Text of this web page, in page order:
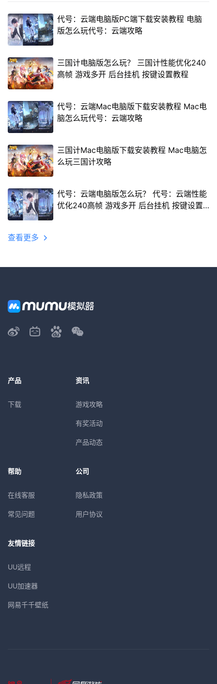
代号：云端电脑版PC端下载安装教程 电脑
版怎么玩代号：云端攻略
三国计电脑版怎么玩？ 三国计性能优化240
高帧 游戏多开 后台挂机 按键设置教程
代号：云端Mac电脑版下载安装教程 Mac电
脑怎么玩代号：云端攻略
三国计Mac电脑版下载安装教程 Mac电脑怎
么玩三国计攻略
代号：云端电脑版怎么玩？ 代号：云端性能
优化240高帧 游戏多开 后台挂机 按键设置
查看更多
产品
下载
资讯
游戏攻略
有奖活动
产品动态
帮助
在线客服
常见问题
公司
隐私政策
用户协议
友情链接
UU远程
UU加速器
网易千千壁纸